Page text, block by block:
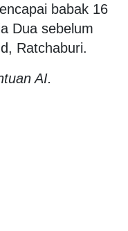
babak 16
Dua sebelum
Ratchaburi.
AI.